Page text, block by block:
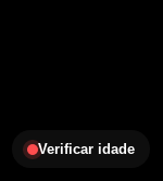
Verificar idade